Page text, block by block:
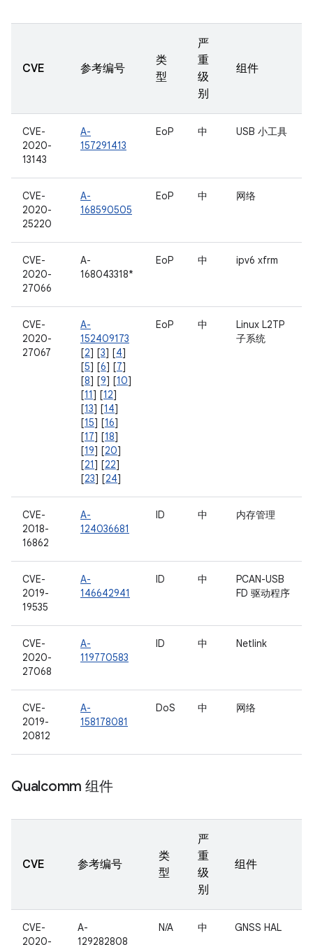
CVE 参考编号
类
型
严
重
级
别
组件
CVE-
2020-
13143
A-
157291413
EoP 中 USB 小工具
CVE-
2020-
25220
A-
168590505
EoP 中 网络
CVE-
2020-
27066
A-
168043318*
EoP 中 ipv6 xfrm
CVE-
2020-
27067
A-
152409173
[2] [3] [4]
[5] [6] [7]
[8] [9] [10]
[11] [12]
[13] [14]
[15] [16]
[17] [18]
[19] [20]
[21] [22]
[23] [24]
EoP 中
Linux L2TP
子系统
CVE-
2018-
16862
A-
124036681
ID 中 内存管理
CVE-
2019-
19535
A-
146642941
ID 中
PCAN-USB
FD 驱动程序
CVE-
2020-
27068
A-
119770583
ID 中 Netlink
CVE-
2019-
20812
A-
158178081
DoS 中 网络
Qualcomm 组件
CVE 参考编号
类
型
严
重
级
别
组件
CVE-
2020-
A-
129282808
N/A 中 GNSS HAL